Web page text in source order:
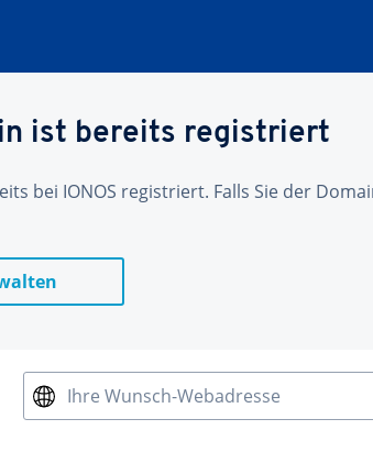
ist bereits registriert
bei IONOS registriert. Falls Sie der
Ihre Wunsch-Webadresse